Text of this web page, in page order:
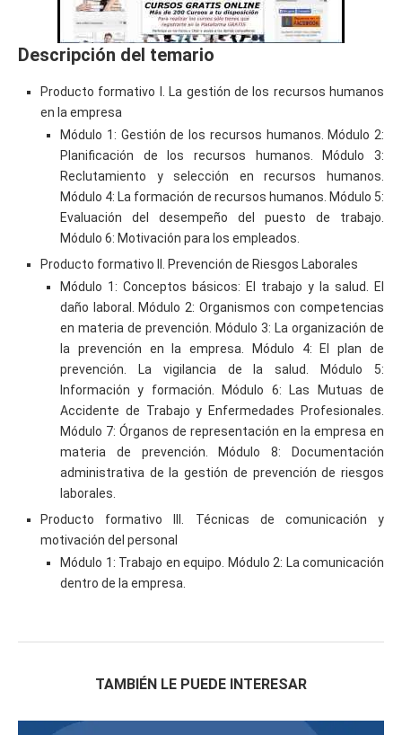
Descripción del temario
Producto formativo I. La gestión de los recursos humanos
en la empresa
Módulo 1: Gestión de los recursos humanos. Módulo 2:
Planificación de los recursos humanos. Módulo 3:
Reclutamiento y selección en recursos humanos.
Módulo 4: La formación de recursos humanos. Módulo 5:
Evaluación del desempeño del puesto de trabajo.
Módulo 6: Motivación para los empleados.
Producto formativo II. Prevención de Riesgos Laborales
Módulo 1: Conceptos básicos: El trabajo y la salud. El
daño laboral. Módulo 2: Organismos con competencias
en materia de prevención. Módulo 3: La organización de
la prevención en la empresa. Módulo 4: El plan de
prevención. La vigilancia de la salud. Módulo 5:
Información y formación. Módulo 6: Las Mutuas de
Accidente de Trabajo y Enfermedades Profesionales.
Módulo 7: Órganos de representación en la empresa en
materia de prevención. Módulo 8: Documentación
administrativa de la gestión de prevención de riesgos
laborales.
Producto formativo III. Técnicas de comunicación y
motivación del personal
Módulo 1: Trabajo en equipo. Módulo 2: La comunicación
dentro de la empresa.
TAMBIÉN LE PUEDE INTERESAR